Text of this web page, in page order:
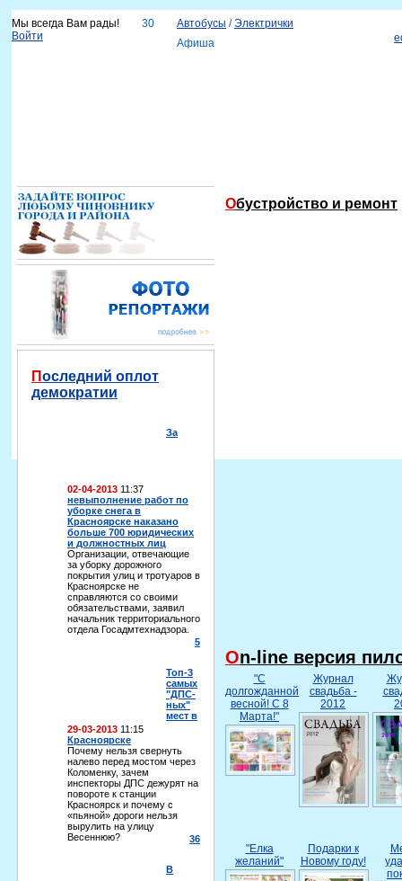
Мы всегда Вам рады!
Войти
30 Автобусы /Электрички
Афиша
Последний оплот
демократии
02-04-2013 11:37
За
невыполнение работ по
уборке снега в
Красноярске наказано
больше 700 юридических
и должностных лиц
Организации, отвечающие
за уборку дорожного
покрытия улиц и тротуаров в
Красноярске не
справляются со своими
обязательствами, заявил
начальник территориального
отдела Госадмтехнадзора.
5
29-03-2013 11:15
Топ-3
самых
"ДПС-
ных"
мест в
Красноярске
Почему нельзя свернуть
налево перед мостом через
Коломенку, зачем
инспекторы ДПС дежурят на
повороте к станции
Красноярск и почему с
«пьяной» дороги нельзя
вырулить на улицу
Весеннюю?
36
В
Обустройство и ремонт
On-line версия
"С
долгожданной
весной! С 8
Марта!"
Журнал
свадьба -
2012
"Елка
желаний"
Подарки к
Новому году!